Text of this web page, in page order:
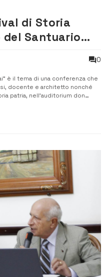
di Storia
Santuario
0
è il tema di una conferenza che
docente e architetto nonché
patria, nell’auditorium don
e non solo organizzato dalla